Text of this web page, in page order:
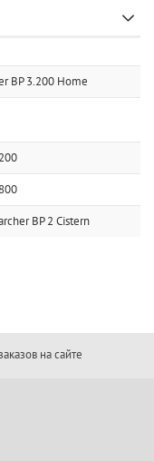
BP 3.200 Home
BP 2 Cistern
на сайте